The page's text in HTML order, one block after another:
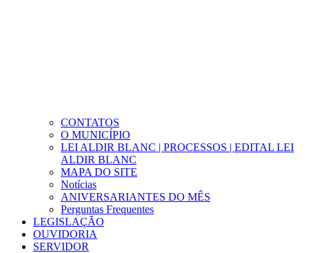
CONTATOS
O MUNICÍPIO
LEI ALDIR BLANC | PROCESSOS | EDITAL LEI
ALDIR BLANC
MAPA DO SITE
Notícias
ANIVERSARIANTES DO MÊS
Perguntas Frequentes
LEGISLAÇÃO
OUVIDORIA
SERVIDOR